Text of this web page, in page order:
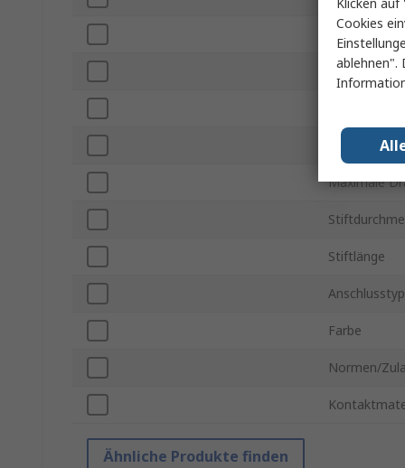
Drahtgröße
Minimale
Drahtgröße
Maximale
Stiftlänge
Anschlusstyp
Farbe
Normen/
Ähnliche Produkte finden
Cookies
ablehnen".